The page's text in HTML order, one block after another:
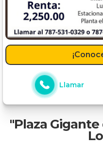
Llamar
"Plaza Gigante